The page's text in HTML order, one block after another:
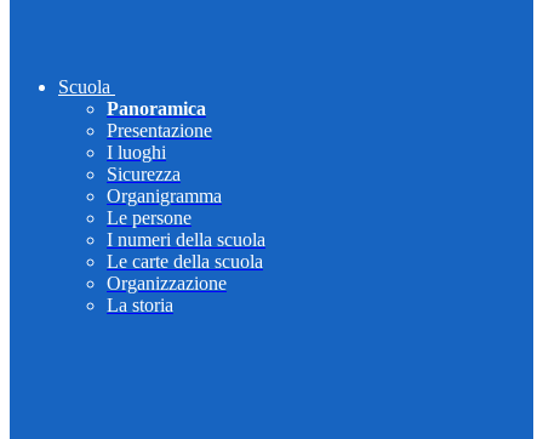
Scuola
Panoramica
Presentazione
I luoghi
Sicurezza
Organigramma
Le persone
I numeri della scuola
Le carte della scuola
Organizzazione
La storia